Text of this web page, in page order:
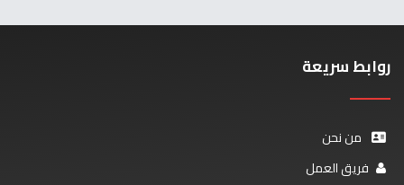
روابط سريعة
من نحن
فريق العمل